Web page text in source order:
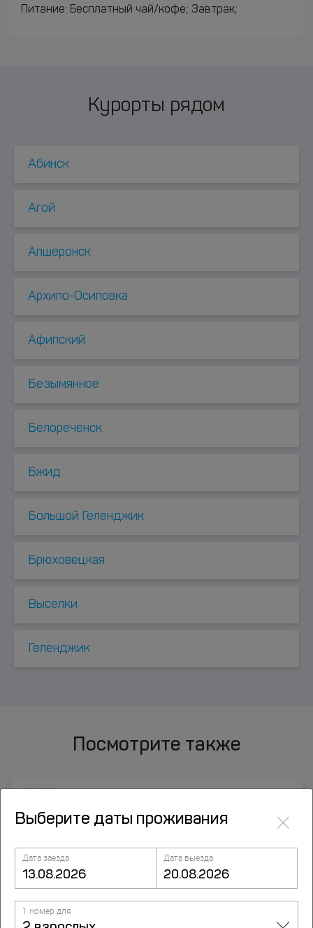
Питание: Бесплатный чай/кофе; Завтрак;
Курорты рядом
Абинск
Агой
Апшеронск
Архипо-Осиповка
Афипский
Безымянное
Белореченск
Бжид
Большой Геленджик
Брюховецкая
Выселки
Геленджик
Посмотрите также
Hotel Bagdasarini
Ulitsa Kim 116 Krasnodar,Ulitsa Kim, Краснодар
Выберите даты проживания ×
Дата заезда Дата выезда
1 номер для